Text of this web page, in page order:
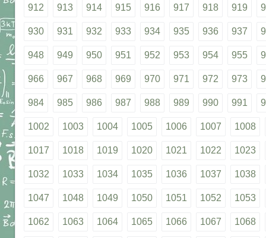
912 913 914 915 916 917 918 919
930 931 932 933 934 935 936 937
948 949 950 951 952 953 954 955
966 967 968 969 970 971 972 973
984 985 986 987 988 989 990 991
1002 1003 1004 1005 1006 1007 1008
1017 1018 1019 1020 1021 1022 1023
1032 1033 1034 1035 1036 1037 1038
1047 1048 1049 1050 1051 1052 1053
1062 1063 1064 1065 1066 1067 1068